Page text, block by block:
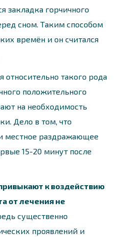
закладка горчичного
сном. Таким способом
времён и он считался
такого рода
положительного
на необходимость
Дело в том, что
местное раздражающее
15-20 минут после
к воздействию
от лечения не
существенно
проявлений и